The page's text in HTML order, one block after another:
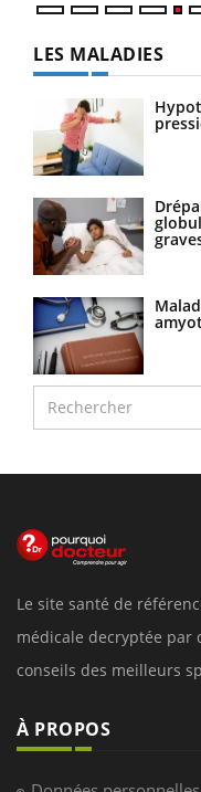
LES MALADIES
Le site santé de
médicale decryptée par
conseils des meilleurs
À PROPOS